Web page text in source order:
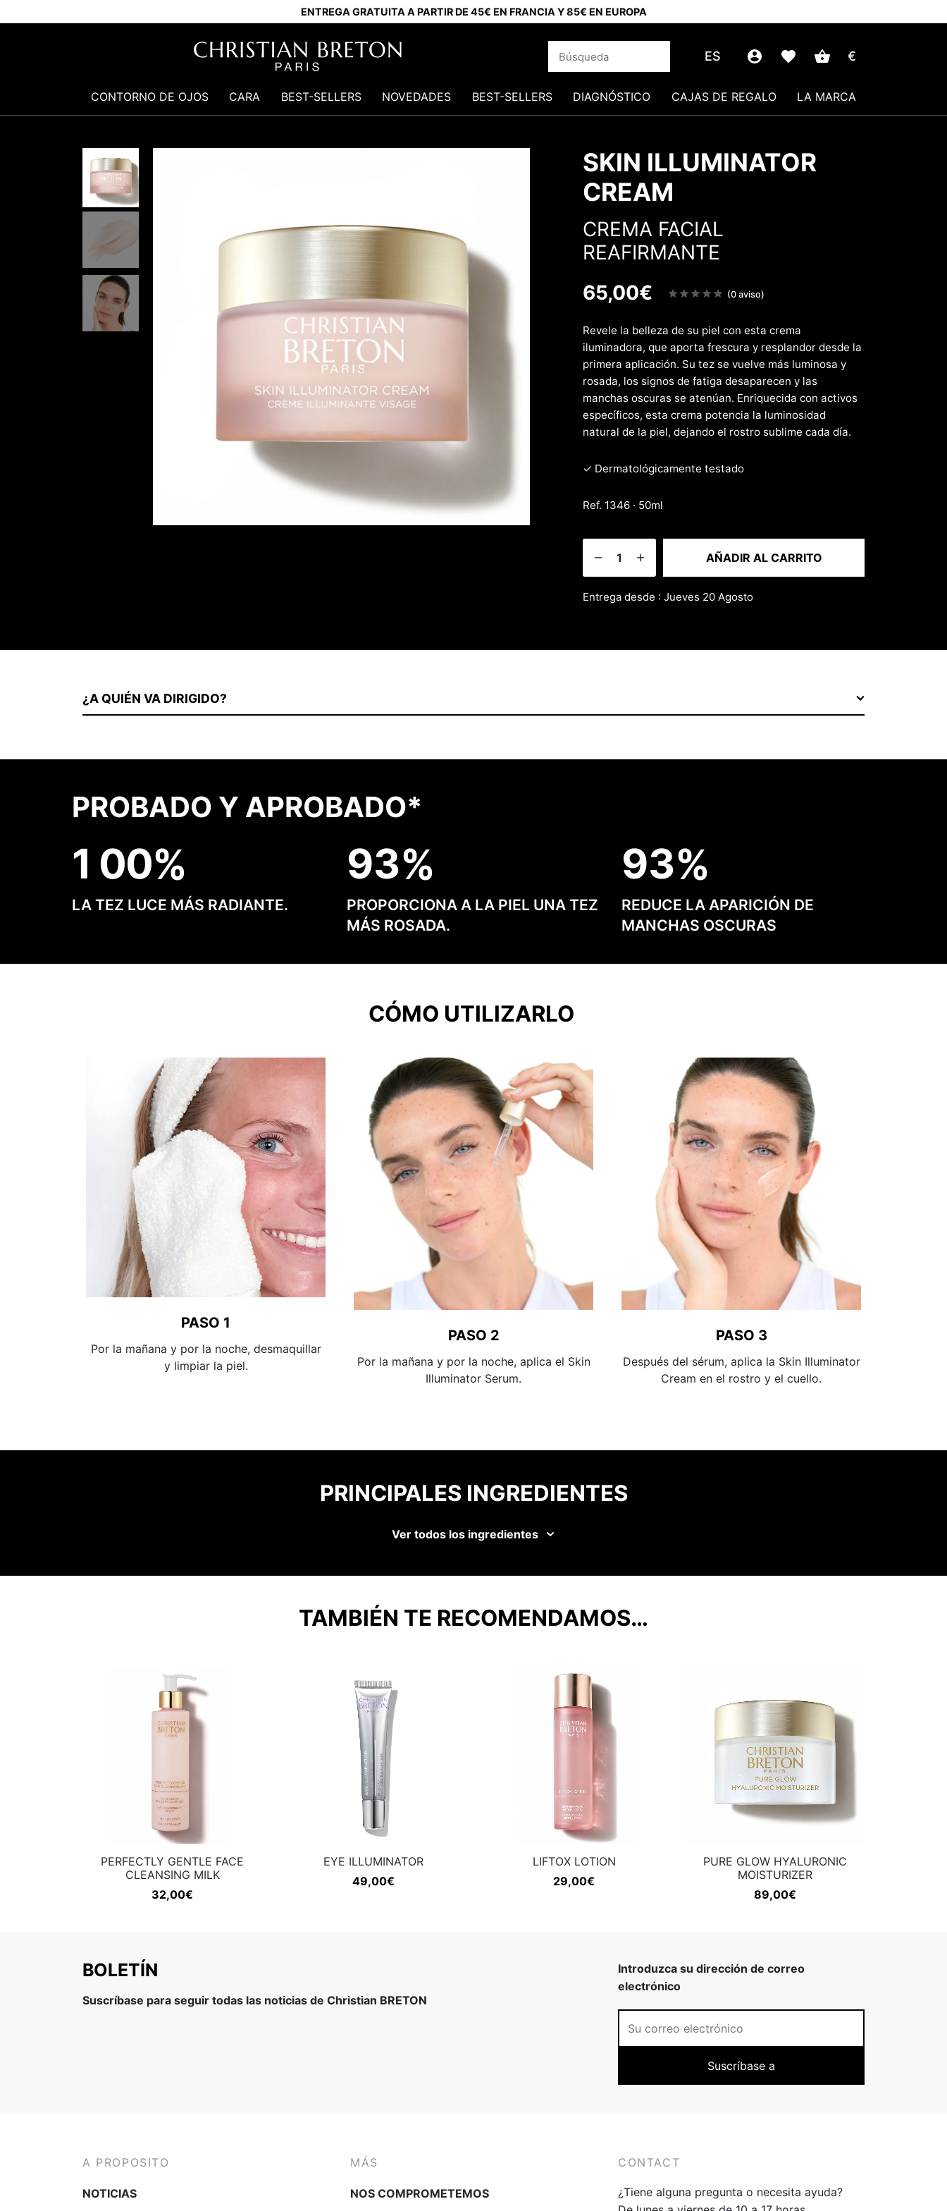
ENTREGA GRATUITA A PARTIR DE 45€ EN FRANCIA Y 85€ EN EUROPA
ES €
CONTORNO DE OJOS CARA BEST-SELLERS NOVEDADES BEST-SELLERS DIAGNÓSTICO CAJAS DE REGALO LA MARCA
SKIN ILLUMINATOR
CREAM
CREMA FACIAL
REAFIRMANTE
65,00€
Note
(0 aviso)
Revele la belleza de su piel con esta crema
iluminadora, que aporta frescura y resplandor desde la
primera aplicación. Su tez se vuelve más luminosa y
rosada, los signos de fatiga desaparecen y las
manchas oscuras se atenúan. Enriquecida con activos
específicos, esta crema potencia la luminosidad
natural de la piel, dejando el rostro sublime cada día.
✓ Dermatológicamente testado
Ref. 1346 · 50ml
AÑADIR AL CARRITO
Entrega desde : Jueves 20 Agosto
¿A QUIÉN VA DIRIGIDO?
PROBADO Y APROBADO*
1 00
LA TEZ LUCE MÁS RADIANTE.
93
PROPORCIONA A LA PIEL UNA TEZ
MÁS ROSADA.
93
REDUCE LA APARICIÓN DE
MANCHAS OSCURAS
CÓMO UTILIZARLO
PASO 1
Por la mañana y por la noche, desmaquillar
y limpiar la piel.
PASO 2
Por la mañana y por la noche, aplica el Skin
Illuminator Serum.
PASO 3
Después del sérum, aplica la Skin Illuminator
Cream en el rostro y el cuello.
PRINCIPALES INGREDIENTES
Ver todos los ingredientes
TAMBIÉN TE RECOMENDAMOS…
PERFECTLY GENTLE FACE
CLEANSING MILK
32,00€
EYE ILLUMINATOR
49,00€
LIFTOX LOTION
29,00€
PURE GLOW HYALURONIC
MOISTURIZER
89,00€
BOLETÍN
Suscríbase para seguir todas las noticias de Christian BRETON
Introduzca su dirección de correo
electrónico
A PROPOSITO
NOTICIAS
MÁS
NOS COMPROMETEMOS
CONTACT
¿Tiene alguna pregunta o necesita ayuda?